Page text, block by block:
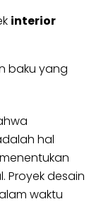
interior
baku yang
hal
Proyek desain
waktu